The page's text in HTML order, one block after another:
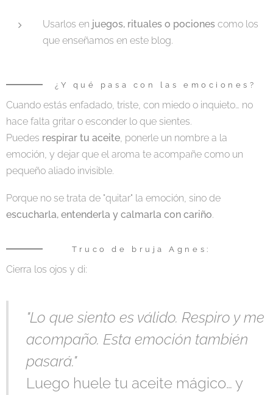
Usarlos en juegos, rituales o pociones como los
que enseñamos en este blog.
¿Y qué pasa con las emociones?
Cuando estás enfadado, triste, con miedo o inquieto… no
hace falta gritar o esconder lo que sientes.
Puedes respirar tu aceite, ponerle un nombre a la
emoción, y dejar que el aroma te acompañe como un
pequeño aliado invisible.
Porque no se trata de "quitar" la emoción, sino de
escucharla, entenderla y calmarla con cariño.
✨ Truco de bruja Agnes:
Cierra los ojos y di:
"Lo que siento es válido. Respiro y me
acompaño. Esta emoción también
pasará."
Luego huele tu aceite mágico… y